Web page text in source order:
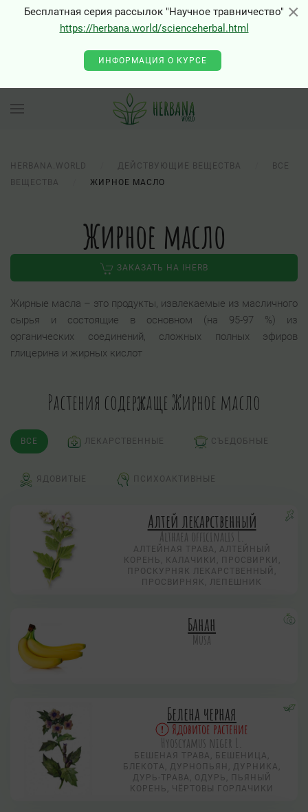
×
Бесплатная серия рассылок "Научное травничество"
https://herbana.world/scienceherbal.html
ИНФОРМАЦИЯ О КУРСЕ
HERBANA.WORLD ДЕЙСТВУЮЩИЕ ВЕЩЕСТВА
ВСЕ
ВЕЩЕСТВА
ЖИРНОЕ МАСЛО
Жирное масло
ЗАКАЗАТЬ НА IHERB
Жирные масла – это продукты, извлекаемые из масличного
сырья и состоящие в основном (на 95-97 %) из
органических соединений, сложных полных эфиров
глицерина и жирных кислот
Растения содержаще Жирное масло
ВСЕ ЛЕКАРСТВЕННЫЕ СЪЕДОБНЫЕ
ЯДОВИТЫЕ ПСИХОАКТИВНЫЕ
Алтей лекарственный
Althaea officinalis L.
АЛТЕЙНАЯ ТРАВА, АЛТЕЙНЫЙ
КОРЕНЬ, КАЛАЧИКИ, ПРОСВИРКИ,
ПРОСКУРНЯК ЛЕКАРСТВЕННЫЙ,
ПРОСВИРНЯК, ЛЕПЕШНИК
Банан
Musa
Белена черная
Ядовитое растение
Hyoscyamus niger L.
БЕШЕНАЯ ТРАВА, БЕШЕНИЦА,
БЛЕКОТА, ДУРНОПЬЯН, ДУРНИКА,
ДУРЬ-ТРАВА, ОДУРЬ, ПЬЯНЫЙ
КОРЕНЬ, ЧЁРТОВЫ ГОРЛАЧИКИ
×